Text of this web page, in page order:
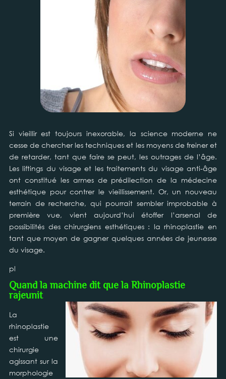
Si vieillir est toujours inexorable, la science moderne ne
cesse de chercher les techniques et les moyens de freiner et
de retarder, tant que faire se peut, les outrages de l’âge.
Les liftings du visage et les traitements du visage anti-âge
ont constitué les armes de prédilection de la médecine
esthétique pour contrer le vieillissement. Or, un nouveau
terrain de recherche, qui pourrait sembler improbable à
première vue, vient aujourd’hui étoffer l’arsenal de
possibilités des chirurgiens esthétiques : la rhinoplastie en
tant que moyen de gagner quelques années de jeunesse
du visage.
pl
Quand la machine dit que la Rhinoplastie
rajeunit
La
rhinoplastie
est une
chirurgie
agissant sur la
morphologie